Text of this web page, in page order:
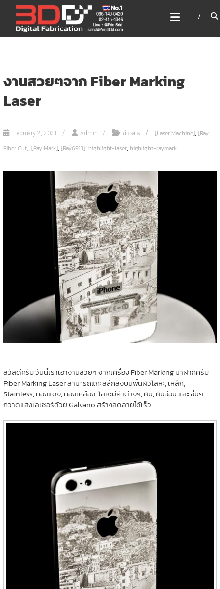
content
3DD DIGITAL FABRICATION
เครื่องพิมพ์3มิติ สแกนเนอร์
เลเซอร์
งานสวยๆจาก Fiber Marking
Laser
February 2, 2021 Admin ข่าวสาร [Laser Machine],[Ray
Fiber Cut],[Ray Mark],[Ray6913], highlight-laser, highlight-raymark
สวัสดีครับ วันนี้เราเอางานสวยๆ จากเครื่อง Fiber Marking มาฝากครับ
Fiber Marking Laser สามารถแกะสลักลงบนพื้นผิวโลหะ, เหล็ก,
Stainless, ทองแดง, ทองเหลือง, โลหะมีค่าต่างๆ, หิน, หินอ่อน และ อื่นๆ
กวาดแสงเลเซอร์ด้วย Galvano สร้างลดลายได้เร็ว